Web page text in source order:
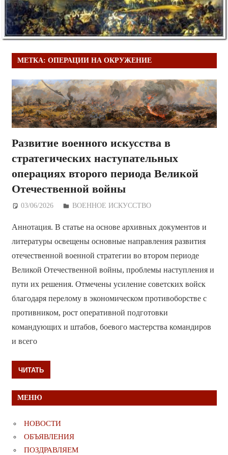
МЕТКА: ОПЕРАЦИИ НА ОКРУЖЕНИЕ
Развитие военного искусства в
стратегических наступательных
операциях второго периода Великой
Отечественной войны
03/06/2026 Дежурный по Редакции
ВОЕННОЕ ИСКУССТВО
Аннотация. В статье на основе архивных документов и
литературы освещены основные направления развития
отечественной военной стратегии во втором периоде
Великой Отечественной войны, проблемы наступления и
пути их решения. Отмечены усиление советских войск
благодаря перелому в экономическом противоборстве с
противником, рост оперативной подготовки
командующих и штабов, боевого мастерства командиров
и всего
ЧИТАТЬ
МЕНЮ
НОВОСТИ
ОБЪЯВЛЕНИЯ
ПОЗДРАВЛЯЕМ